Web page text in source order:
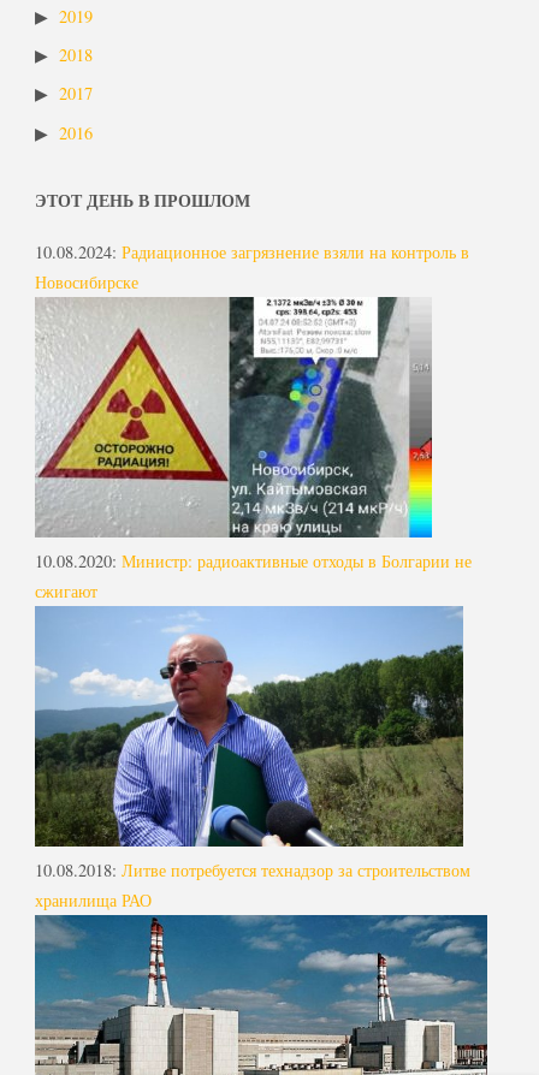
2019
2018
2017
2016
ЭТОТ ДЕНЬ В ПРОШЛОМ
10.08.2024: Радиационное загрязнение взяли на контроль в
Новосибирске
10.08.2020: Министр: радиоактивные отходы в Болгарии не
сжигают
10.08.2018: Литве потребуется технадзор за строительством
хранилища РАО